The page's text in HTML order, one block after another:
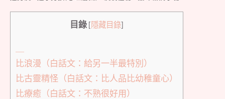
目錄 [隱藏目錄]
比浪漫（白話文：給另一半最特別）
比古靈精怪（白話文：比人品比幼稚童心）
比療癒（白話文：不熟很好用）